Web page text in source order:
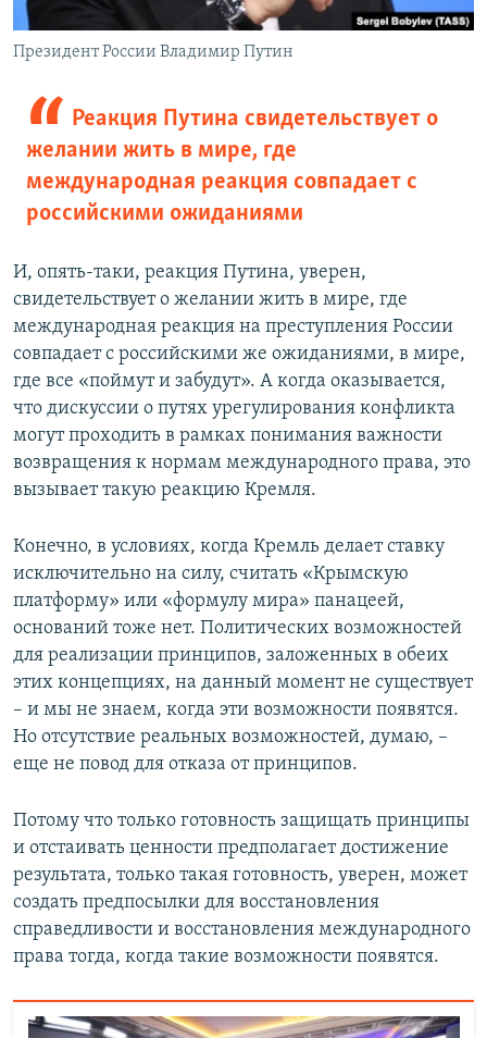
Президент России Владимир Путин
Реакция Путина свидетельствует о
желании жить в мире, где
международная реакция совпадает с
российскими ожиданиями
И, опять-таки, реакция Путина, уверен,
свидетельствует о желании жить в мире, где
международная реакция на преступления России
совпадает с российскими же ожиданиями, в мире,
где все «поймут и забудут». А когда оказывается,
что дискуссии о путях урегулирования конфликта
могут проходить в рамках понимания важности
возвращения к нормам международного права, это
вызывает такую реакцию Кремля.
Конечно, в условиях, когда Кремль делает ставку
исключительно на силу, считать «Крымскую
платформу» или «формулу мира» панацеей,
оснований тоже нет. Политических возможностей
для реализации принципов, заложенных в обеих
этих концепциях, на данный момент не существует
– и мы не знаем, когда эти возможности появятся.
Но отсутствие реальных возможностей, думаю, –
еще не повод для отказа от принципов.
Потому что только готовность защищать принципы
и отстаивать ценности предполагает достижение
результата, только такая готовность, уверен, может
создать предпосылки для восстановления
справедливости и восстановления международного
права тогда, когда такие возможности появятся.